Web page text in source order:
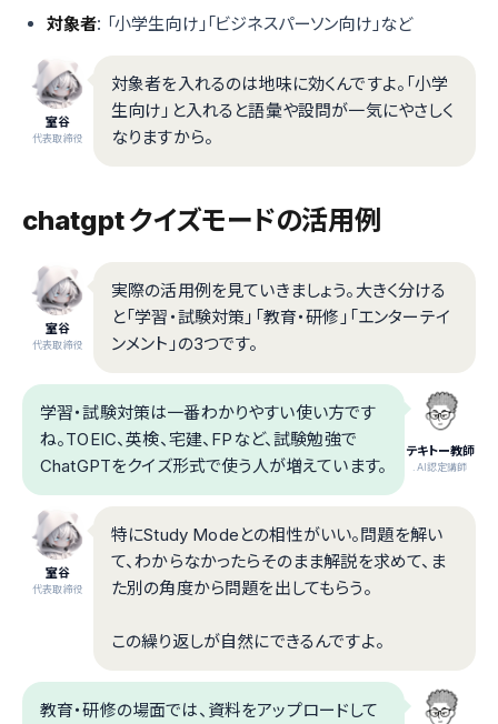
対象者: 「小学生向け」「ビジネスパーソン向け」など
室谷
代表取締役
対象者を入れるのは地味に効くんですよ。「小学
生向け」と入れると語彙や設問が一気にやさしく
なりますから。
chatgpt クイズモードの活用例
室谷
代表取締役
実際の活用例を見ていきましょう。大きく分ける
と「学習・試験対策」「教育・研修」「エンターテイ
ンメント」の3つです。
テキトー教師
.AI認定講師
学習・試験対策は一番わかりやすい使い方です
ね。TOEIC、英検、宅建、FPなど、試験勉強で
ChatGPTをクイズ形式で使う人が増えています。
室谷
代表取締役
特にStudy Modeとの相性がいい。問題を解い
て、わからなかったらそのまま解説を求めて、ま
た別の角度から問題を出してもらう。
この繰り返しが自然にできるんですよ。
教育・研修の場面では、資料をアップロードして